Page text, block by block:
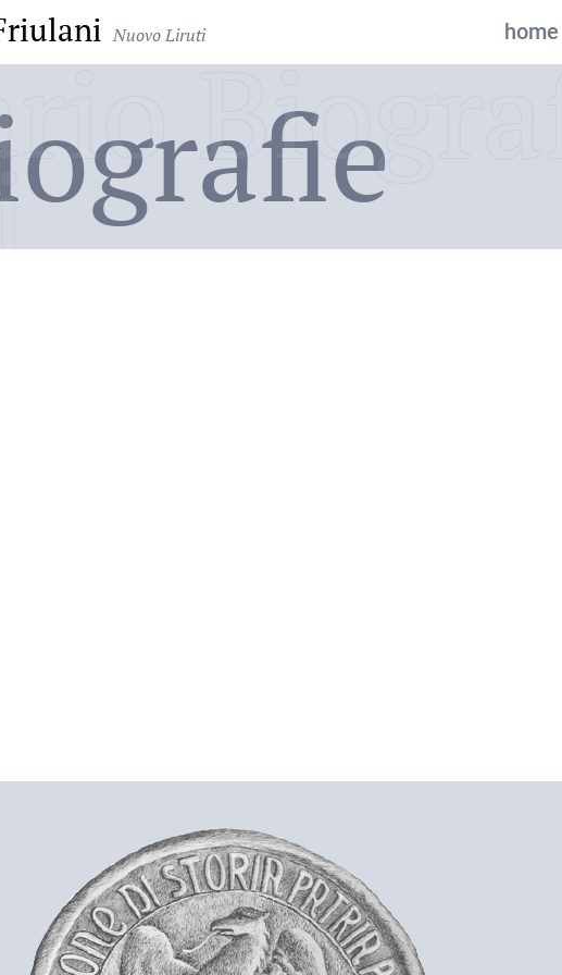
Nuovo Liruti home